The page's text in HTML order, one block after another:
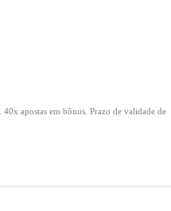
40x apostas em bônus. Prazo de validade de